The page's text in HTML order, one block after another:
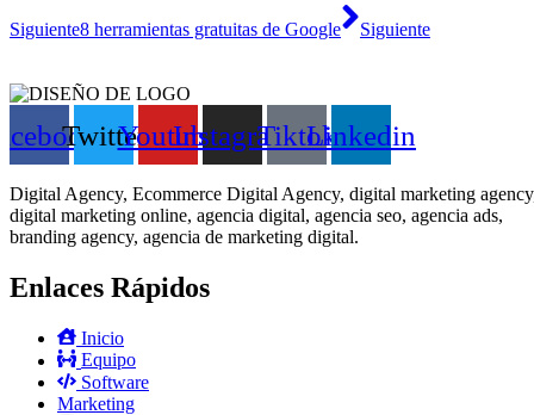
Siguiente8 herramientas gratuitas de Google Siguiente
TwitterYoutubeInstagramTiktokLinkedin
Digital Agency, Ecommerce Digital Agency, digital marketing
digital marketing online, agencia digital, agencia seo, agencia ads,
branding agency, agencia de marketing digital.​
Enlaces Rápidos
Inicio
Equipo
Software
Marketing